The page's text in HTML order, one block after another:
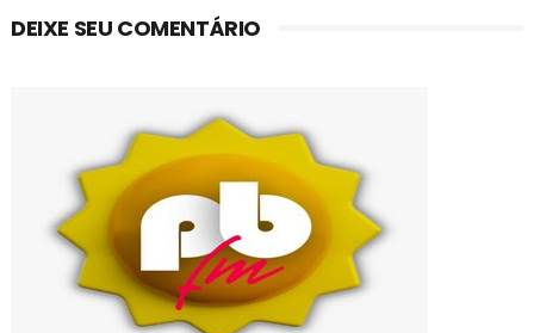
DEIXE SEU COMENTÁRIO